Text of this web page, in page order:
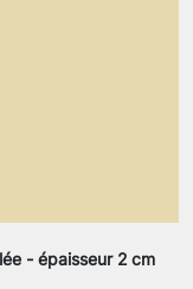
- épaisseur 2 cm